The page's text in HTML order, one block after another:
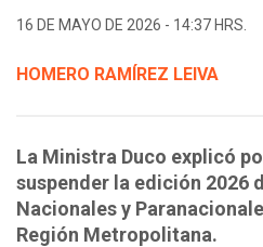
16 DE MAYO DE 2026 - 14:37 HRS.
HOMERO RAMÍREZ LEIVA
La Ministra Duco explicó
suspender la edición 2026
Nacionales y
Región Metropolitana.